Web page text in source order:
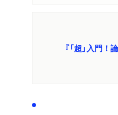
『「超」入門